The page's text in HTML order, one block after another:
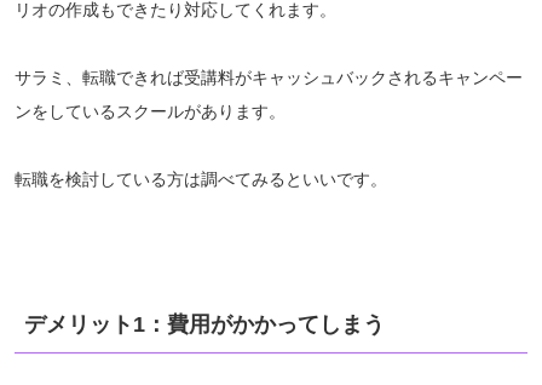
リオの作成もできたり対応してくれます。
サラミ、転職できれば受講料がキャッシュバックされるキャンペー
ンをしているスクールがあります。
転職を検討している方は調べてみるといいです。
デメリット1：費用がかかってしまう